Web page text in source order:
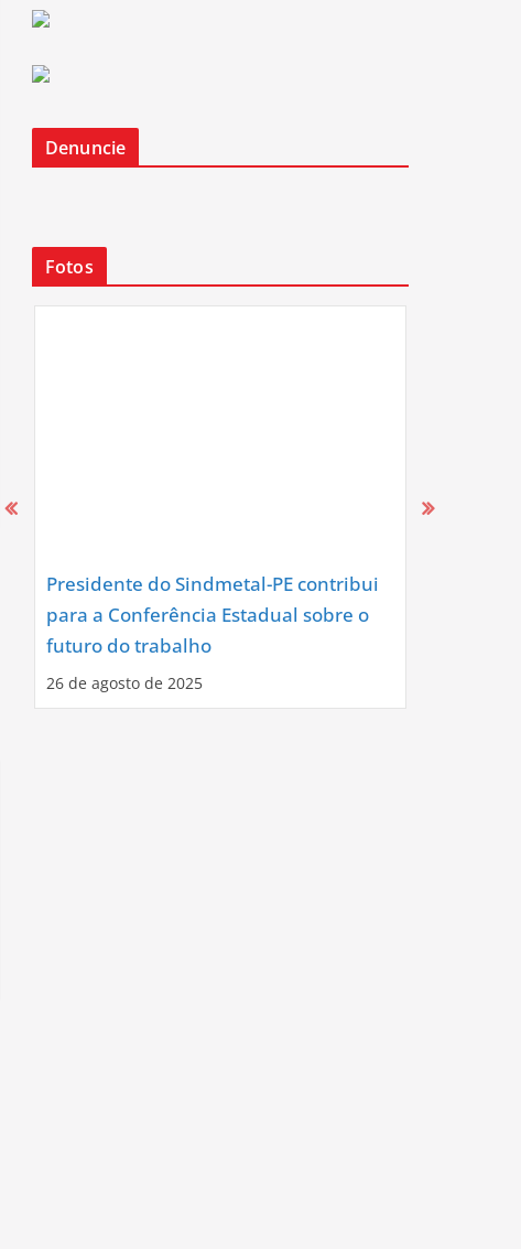
Denuncie
Fotos
Presidente do Sindmetal-PE contribui
para a Conferência Estadual sobre o
futuro do trabalho
26 de agosto de 2025